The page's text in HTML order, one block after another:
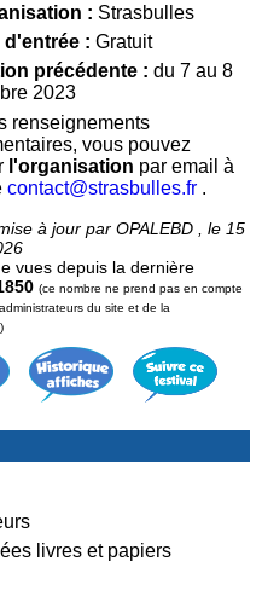
: Strasbulles
d'entrée : Gratuit
précédente : du 7 au 8
2023
renseignements
vous pouvez
l'organisation par email à
contact@strasbulles.fr .
à jour par OPALEBD , le 15
vues depuis la dernière
(ce nombre ne prend pas en compte
du site et de la
livres et papiers